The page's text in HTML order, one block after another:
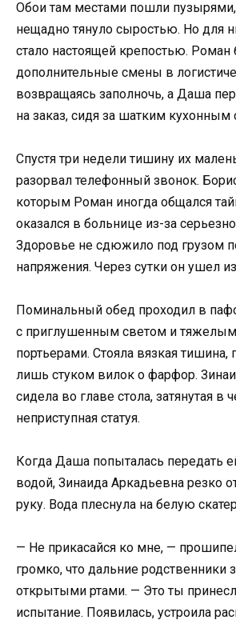
Обои там местами пошли пузырями,
нещадно тянуло сыростью. Но для
стало настоящей крепостью. Роман
дополнительные смены в
возвращаясь заполночь, а Даша
на заказ, сидя за шатким кухонным
Спустя три недели тишину их
разорвал телефонный звонок.
которым Роман иногда общался
оказался в больнице из-за
Здоровье не сдюжило под грузом
напряжения. Через сутки он ушел
Поминальный обед проходил в
с приглушенным светом и
портьерами. Стояла вязкая
лишь стуком вилок о фарфор.
сидела во главе стола, затянутая в
неприступная статуя.
Когда Даша попыталась передать
водой, Зинаида Аркадьевна резко
руку. Вода плеснула на белую
— Не прикасайся ко мне, —
громко, что дальние родственники
открытыми ртами. — Это ты
испытание. Появилась, устроила